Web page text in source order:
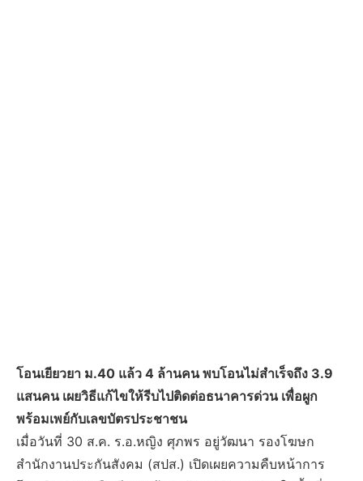
โอนเยียวยา ม.40 แล้ว 4 ล้านคน พบโอนไม่สำเร็จถึง 3.9
แสนคน เผยวิธีแก้ไขให้รีบไปติดต่อธนาคารด่วน เพื่อผูก
พร้อมเพย์กับเลขบัตรประชาชน
เมื่อวันที่ 30 ส.ค. ร.อ.หญิง ศุภพร อยู่วัฒนา รองโฆษก
สำนักงานประกันสังคม (สปส.) เปิดเผยความคืบหน้าการ